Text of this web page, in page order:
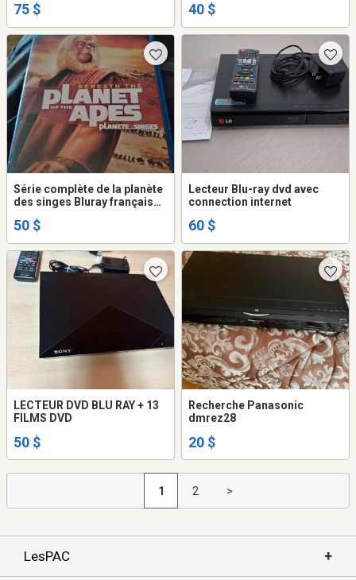
75 $ 40 $
Série complète de la planète
des singes Bluray français
50 $
Lecteur Blu-ray dvd avec
connection internet
60 $
LECTEUR DVD BLU RAY + 13
FILMS DVD
50 $
Recherche Panasonic
dmrez28
20 $
1 2 >
LesPAC +